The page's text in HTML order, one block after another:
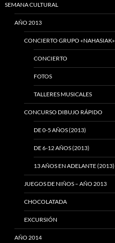
SEMANA CULTURAL
AÑO 2013
CONCIERTO GRUPO «NAHASIAK»
CONCIERTO
FOTOS
TALLERES MUSICALES
CONCURSO DIBUJO RÁPIDO
DE 0-5 AÑOS (2013)
DE 6-12 AÑOS (2013)
13 AÑOS EN ADELANTE (2013)
JUEGOS DE NIÑOS – AÑO 2013
CHOCOLATADA
EXCURSIÓN
AÑO 2014